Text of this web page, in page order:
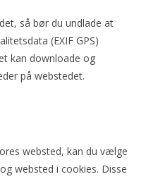
så bør du undlade at
(EXIF GPS)
kan downloade og
på webstedet.
websted, kan du vælge
websted i cookies. Disse